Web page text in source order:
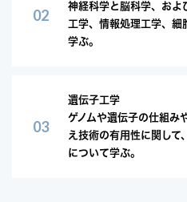
神経科学と脳科学、およ
工学、情報処理工学、細
学ぶ。
遺伝子工学
ゲノムや遺伝子の仕組み
え技術の有用性に関して
について学ぶ。